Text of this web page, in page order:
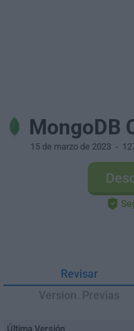
MongoDB
15 de marzo de 2023 -
Revisar
Version. Previas
Última Versión